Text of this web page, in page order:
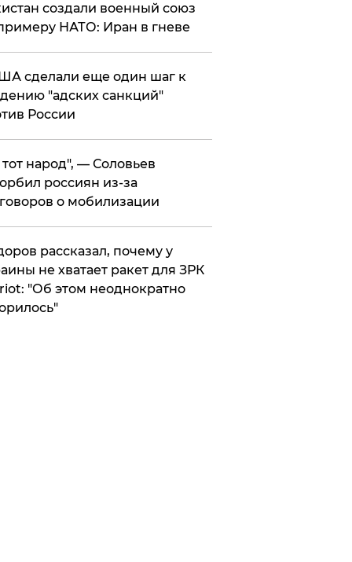
создали военный союз
НАТО: Иран в гневе
сделали еще один шаг к
"адских санкций"
России
народ", — Соловьев
россиян из-за
о мобилизации
рассказал, почему у
не хватает ракет для ЗРК
"Об этом неоднократно